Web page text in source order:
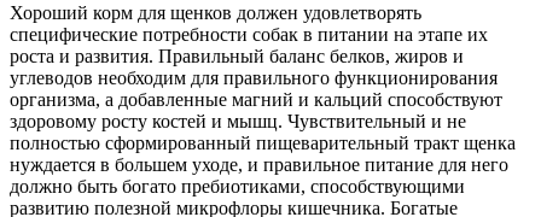
Хороший корм для щенков должен удовлетворять
специфические потребности собак в питании на этапе их
роста и развития. Правильный баланс белков, жиров и
углеводов необходим для правильного функционирования
организма, а добавленные магний и кальций способствуют
здоровому росту костей и мышц. Чувствительный и не
полностью сформированный пищеварительный тракт щенка
нуждается в большем уходе, и правильное питание для него
должно быть богато пребиотиками, способствующими
развитию полезной микрофлоры кишечника. Богатые